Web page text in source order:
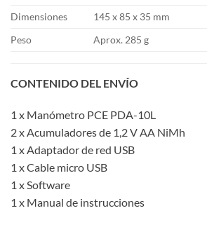
Dimensiones
145 x 85 x 35 mm
Peso
Aprox. 285 g
CONTENIDO DEL ENVÍO
1 x Manómetro PCE PDA-10L
2 x Acumuladores de 1,2 V AA NiMh
1 x Adaptador de red USB
1 x Cable micro USB
1 x Software
1 x Manual de instrucciones